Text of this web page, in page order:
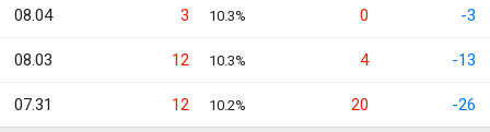
08.04 3 10.3% 0 -3
08.03 12 10.3% 4 -13
07.31 12 10.2% 20 -26